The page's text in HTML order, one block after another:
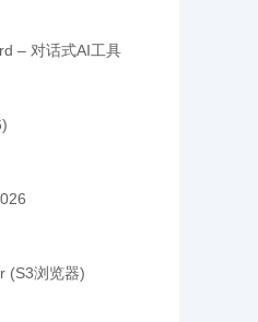
– 对话式AI工具
(S3浏览器)